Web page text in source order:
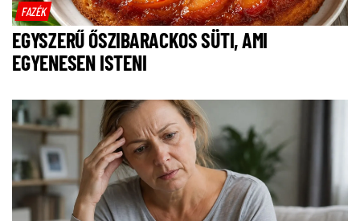
FAZÉK
EGYSZERŰ ŐSZIBARACKOS SÜTI, AMI
EGYENESEN ISTENI